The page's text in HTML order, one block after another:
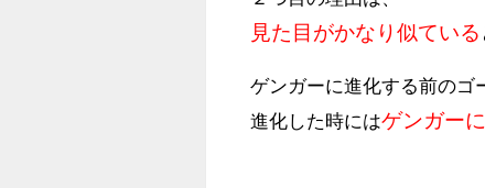
見た目がかなり似ている
ゲンガーに進化する前のゴ
進化した時にはゲンガー